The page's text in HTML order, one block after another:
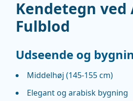
Kendetegn ved
Fulblod
Udseende og
Middelhøj (145-155 cm)
Elegant og arabisk bygning